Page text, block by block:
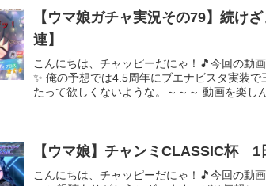
【ウマ娘ガチャ実況その79】続け
連】
こんにちは、チャッピーだにゃ！🎵今回の動
✨ 俺の予想では4.5周年にブエナビスタ実装
たって欲しくないような。～～～ 動画を楽し
【ウマ娘】チャンミCLASSIC杯 1
こんにちは、チャッピーだにゃ！🎵今回の動